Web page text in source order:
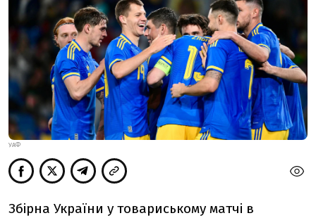
УАФ
Збірна України у товариському матчі в